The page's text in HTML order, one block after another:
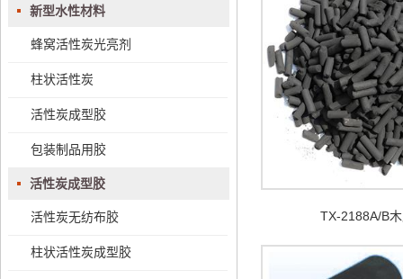
新型水性材料
蜂窝活性炭光亮剂
柱状活性炭
活性炭成型胶
包装制品用胶
活性炭成型胶
活性炭无纺布胶
柱状活性炭成型胶
TX-2188A/B